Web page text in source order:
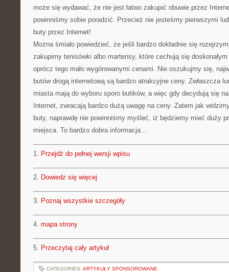
może się wydawać, że nie jest łatwo zakupić obuwie przez
powinniśmy sobie poradzić. Przecież nie jesteśmy pierwszymi
buty przez Internet!
Można śmiało powiedzieć, że jeśli bardzo dokładnie się
zakupimy tenisówki albo martensy, które cechują się
oprócz tego mało wygórowanymi cenami. Nie oszukujmy się,
butów drogą internetową są bardzo atrakcyjne ceny. Zwłaszcza
miasta mają do wyboru sporo butików, a więc gdy decydują się
Internet, zwracają bardzo dużą uwagę na ceny. Zatem jak
buty, naprawdę nie powinniśmy myśleć, iż będziemy mieć duży
miejsca. To bardzo dobra informacja…
1. Przejdź do pełnej wersji wpisu
2. Dowiedz się więcej
3. Poznaj wszystkie szczegóły
4. mapa strony
5. Przeczytaj cały artykuł
CATEGORIES: ARTYKUŁY SPONSOROWANE